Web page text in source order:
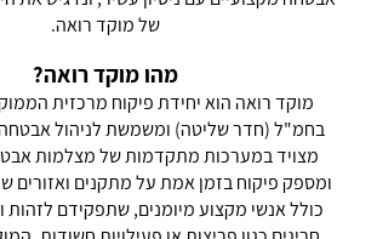
של מוקד רואה.
מהו מוקד רואה?
מוקד רואה הוא יחידת פיקוח מרכזית
בחמ"ל (חדר שליטה) ומשמשת לניהול
מצויד במערכות מתקדמות של מצלמות
ומספק פיקוח בזמן אמת על מתקנים ואזורים
כולל אנשי מקצוע מיומנים, שתפקידם לזהות